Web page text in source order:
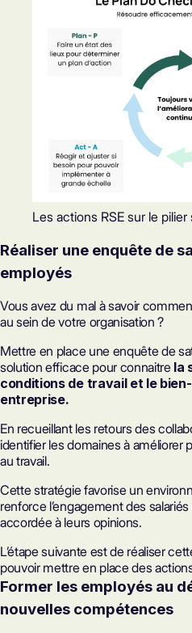
Les actions RSE sur le pilier
Réaliser une enquête de
employés
Vous avez du mal à savoir
au sein de votre organisation ?
Mettre en place une enquête de
solution efficace pour connaitre la
conditions de travail et le
entreprise.
En recueillant les retours des
identifier les domaines à améliorer
au travail.
Cette stratégie favorise un
renforce l’engagement des
accordée à leurs opinions.
L’étape suivante est de réaliser
pouvoir mettre en place des
Former les employés au
nouvelles compétences